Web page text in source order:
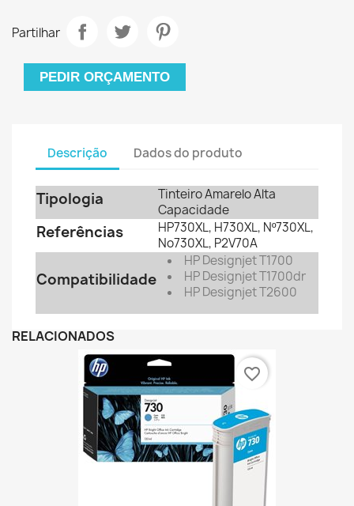
Partilhar
PEDIR ORÇAMENTO
Descrição Dados do produto
Tipologia
Tinteiro Amarelo Alta
Capacidade
Referências
HP730XL, H730XL, Nº730XL,
No730XL, P2V70A
Compatibilidade
HP Designjet T1700
HP Designjet T1700dr
HP Designjet T2600
RELACIONADOS
favorite_border